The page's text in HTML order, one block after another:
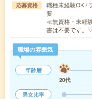
応募資格
職種未経験OK /
要
≪無資格・未経
書は不要です。
職場の雰囲気
年齢層
20代
男女比率